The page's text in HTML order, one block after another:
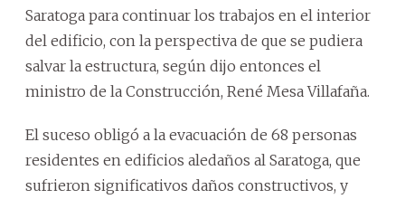
Saratoga para continuar los trabajos en el interior
del edificio, con la perspectiva de que se pudiera
salvar la estructura, según dijo entonces el
ministro de la Construcción, René Mesa Villafaña.
El suceso obligó a la evacuación de 68 personas
residentes en edificios aledaños al Saratoga, que
sufrieron significativos daños constructivos, y